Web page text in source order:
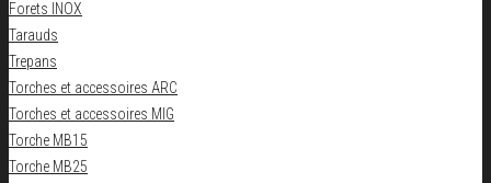
Forets INOX
Tarauds
Trepans
Torches et accessoires ARC
Torches et accessoires MIG
Torche MB15
Torche MB25